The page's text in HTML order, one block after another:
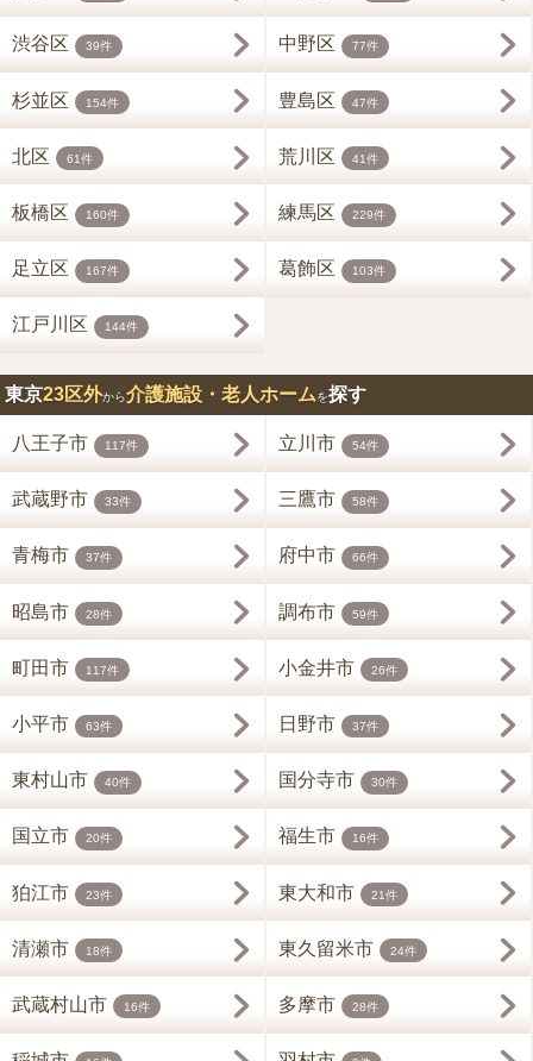
渋谷区 39件 中野区 77件
杉並区 154件 豊島区 47件
北区 61件 荒川区 41件
板橋区 160件 練馬区 229件
足立区 167件 葛飾区 103件
江戸川区 144件
東京23区外から介護施設・老人ホームを探す
八王子市 117件 立川市 54件
武蔵野市 33件 三鷹市 58件
青梅市 37件 府中市 66件
昭島市 28件 調布市 59件
町田市 117件 小金井市 26件
小平市 63件 日野市 37件
東村山市 40件 国分寺市 30件
国立市 20件 福生市 16件
狛江市 23件 東大和市 21件
清瀬市 18件 東久留米市 24件
武蔵村山市 16件 多摩市 28件